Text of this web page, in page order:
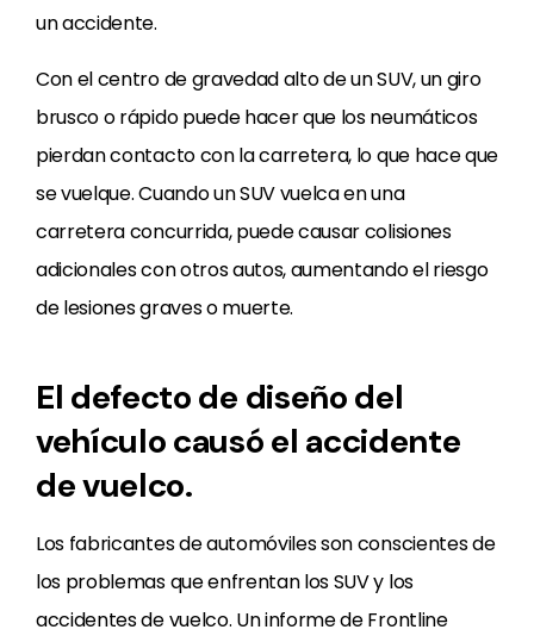
un accidente.
Con el centro de gravedad alto de un SUV, un giro
brusco o rápido puede hacer que los neumáticos
pierdan contacto con la carretera, lo que hace que
se vuelque. Cuando un SUV vuelca en una
carretera concurrida, puede causar colisiones
adicionales con otros autos, aumentando el riesgo
de lesiones graves o muerte.
El defecto de diseño del
vehículo causó el accidente
de vuelco.
Los fabricantes de automóviles son conscientes de
los problemas que enfrentan los SUV y los
accidentes de vuelco. Un informe de Frontline